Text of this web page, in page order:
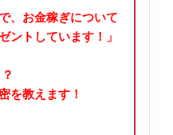
、お金稼ぎについて
ントしています！」
を教えます！